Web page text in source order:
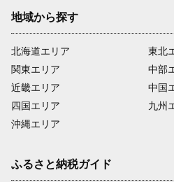
地域から探す
北海道エリア
関東エリア
近畿エリア
四国エリア
沖縄エリア
東北
中部
中国
九州
ふるさと納税ガイド